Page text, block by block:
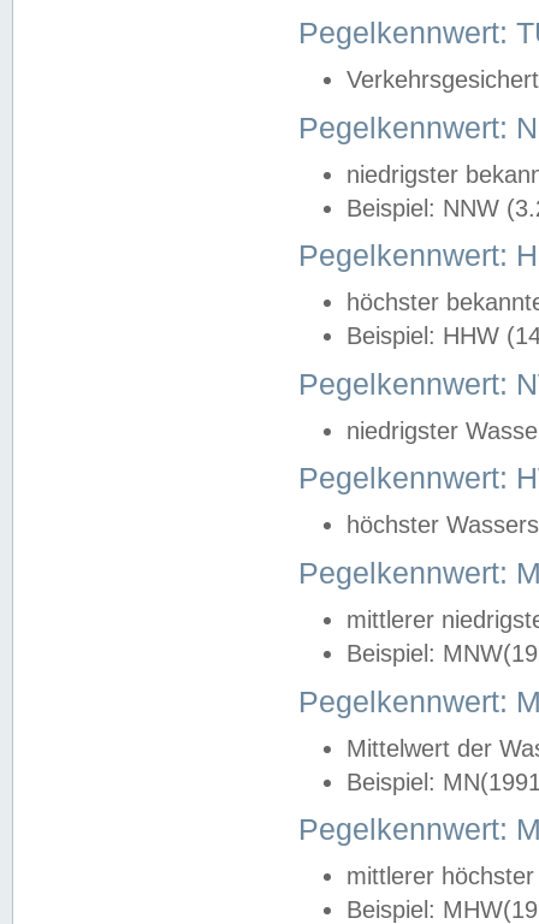
Pegelkennwert:
Pegelkennwert:
niedrigster
Beispiel: NNW
Pegelkennwert:
höchster
Beispiel: HHW
Pegelkennwert:
niedrigster
Pegelkennwert:
höchster
Pegelkennwert:
mittlerer
Beispiel:
Pegelkennwert:
Mittelwert der
Beispiel:
Pegelkennwert:
mittlerer
Beispiel: